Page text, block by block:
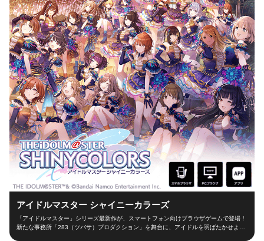
アイドルマスター シャイニーカラーズ
「アイドルマスター」シリーズ最新作が、スマートフォン向けブラウザゲームで登場！
新たな事務所「283（ツバサ）プロダクション」を舞台に、アイドルを羽ばたかせよ